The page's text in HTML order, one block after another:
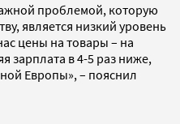
проблемой, которую
является низкий уровень
цены на товары – на
зарплата в 4-5 раз ниже,
Европы», – пояснил